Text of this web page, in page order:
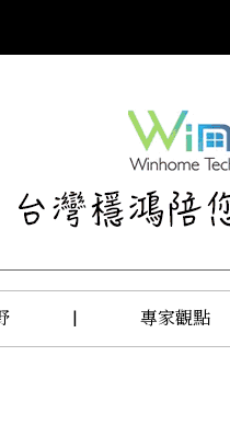
| 專家觀點